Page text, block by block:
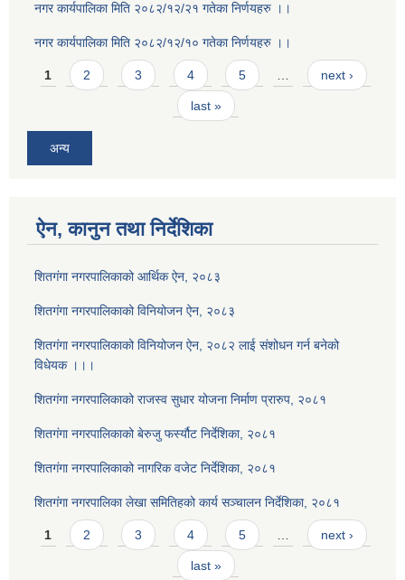
नगर कार्यपालिका मिति २०८२/१२/२१ गतेका निर्णयहरु ।।
नगर कार्यपालिका मिति २०८२/१२/१० गतेका निर्णयहरु ।।
Pages
1 2 3 4 5 … next ›
last »
अन्य
ऐन, कानुन तथा निर्देशिका
शितगंगा नगरपालिकाको आर्थिक ऐन, २०८३
शितगंगा नगरपालिकाको विनियोजन ऐन, २०८३
शितगंगा नगरपालिकाको विनियोजन ऐन, २०८२ लाई संशोधन गर्न बनेको
विधेयक ।।।
शितगंगा नगरपालिकाको राजस्व सुधार योजना निर्माण प्रारुप, २०८१
शितगंगा नगरपालिकाको बेरुजु फर्स्यौट निर्देशिका, २०८१
शितगंगा नगरपालिकाको नागरिक वजेट निर्देशिका, २०८१
शितगंगा नगरपालिका लेखा समितिहको कार्य सञ्चालन निर्देशिका, २०८१
Pages
1 2 3 4 5 next ›
last »